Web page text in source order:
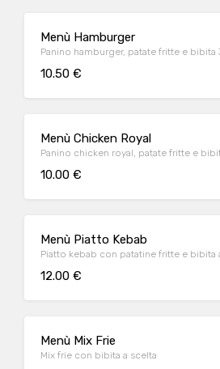
Menù Hamburger
Panino hamburger, patate fritte e bibita
10.50 €
Menù Chicken Royal
Panino chicken royal, patate fritte e
10.00 €
Menù Piatto Kebab
Piatto kebab con patatine fritte e bibita
12.00 €
Menù Mix Frie
Mix frie con bibita a scelta